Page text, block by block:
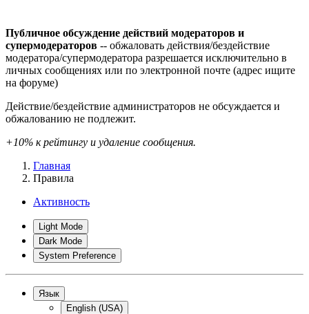
Публичное обсуждение действий модераторов и
супермодераторов -- обжаловать действия/бездействие
модератора/супермодератора разрешается исключительно в
личных сообщениях или по электронной почте (адрес ищите
на форуме)
Действие/бездействие администраторов не обсуждается и
обжалованию не подлежит.
+10% к рейтингу и удаление сообщения.
Главная
Правила
Активность
Light Mode
Dark Mode
System Preference
Язык
English (USA)